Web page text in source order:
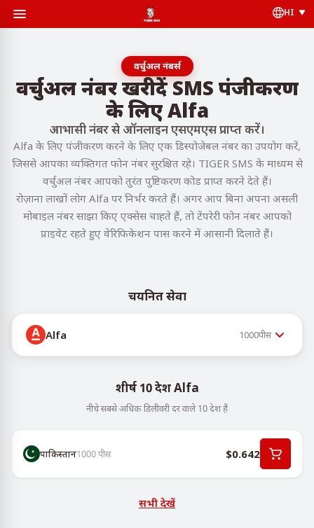
HI
वर्चुअल नंबर्स
वर्चुअल नंबर खरीदें SMS पंजीकरण
के लिए Alfa
आभासी नंबर से ऑनलाइन एसएमएस प्राप्त करें।
Alfa के लिए पंजीकरण करने के लिए एक डिस्पोजेबल नंबर का उपयोग करें,
जिससे आपका व्यक्तिगत फोन नंबर सुरक्षित रहे। TIGER SMS के माध्यम से
वर्चुअल नंबर आपको तुरंत पुष्टिकरण कोड प्राप्त करने देते हैं।
रोज़ाना लाखों लोग Alfa पर निर्भर करते हैं। अगर आप बिना अपना असली
मोबाइल नंबर साझा किए एक्सेस चाहते हैं, तो टेंपरेरी फोन नंबर आपको
प्राइवेट रहते हुए वेरिफिकेशन पास करने में आसानी दिलाते हैं।
चयनित सेवा
Alfa 1000पीस
शीर्ष 10 देश Alfa
नीचे सबसे अधिक डिलीवरी दर वाले 10 देश हैं
पाकिस्तान1000पीस $0.642
सभी देखें